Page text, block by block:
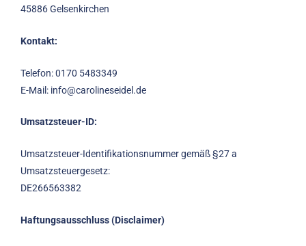
45886 Gelsenkirchen
Kontakt:
Telefon: 0170 5483349
E-Mail: info@carolineseidel.de
Umsatzsteuer-ID:
Umsatzsteuer-Identifikationsnummer gemäß §27 a
Umsatzsteuergesetz:
DE266563382
Haftungsausschluss (Disclaimer)